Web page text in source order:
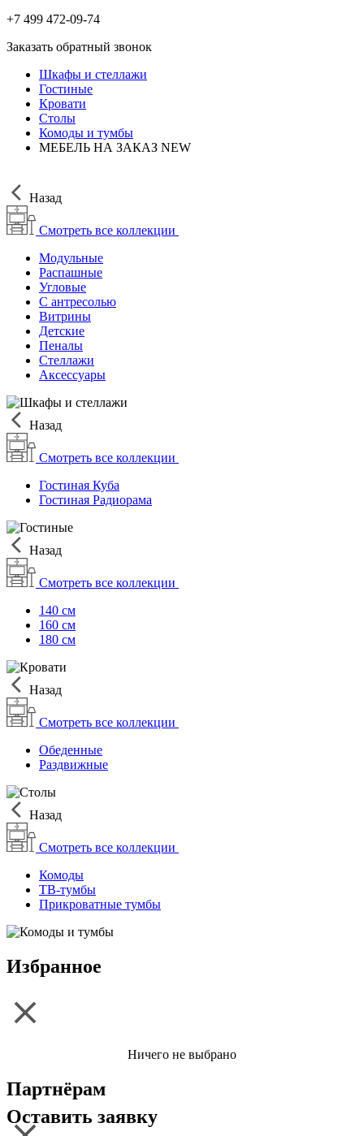
+7 499 472-09-74
Заказать обратный звонок
Шкафы и стеллажи
Гостиные
Кровати
Столы
Комоды и тумбы
МЕБЕЛЬ НА ЗАКАЗ NEW
Назад
Смотреть все коллекции
Модульные
Распашные
Угловые
С антресолью
Витрины
Детские
Пеналы
Стеллажи
Аксессуары
Назад
Смотреть все коллекции
Гостиная Куба
Гостиная Радиорама
Назад
Смотреть все коллекции
140 см
160 см
180 см
Назад
Смотреть все коллекции
Обеденные
Раздвижные
Назад
Смотреть все коллекции
Комоды
ТВ-тумбы
Прикроватные тумбы
Избранное
Ничего не выбрано
Оставить заявку
Партнёрам